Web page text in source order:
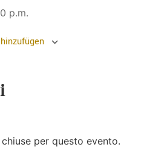
p.m.
per questo evento.